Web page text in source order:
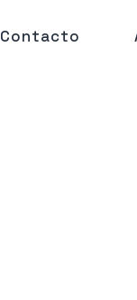
Contacto